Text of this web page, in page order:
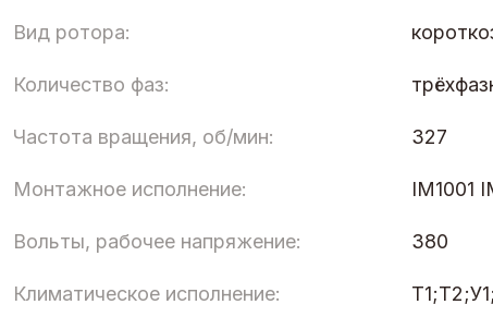
Вид ротора:
Количество фаз:
Частота вращения, об/мин: 327
Монтажное исполнение: IM1001
Вольты, рабочее напряжение: 380
Климатическое исполнение: